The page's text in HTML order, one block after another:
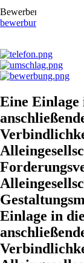
Bewerben Sie sich
bewerbung@stb-
Eine
Einlage in